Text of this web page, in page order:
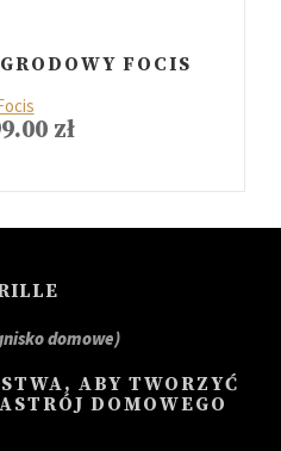
FOCIS
zł
domowe)
ABY TWORZYĆ
DOMOWEGO